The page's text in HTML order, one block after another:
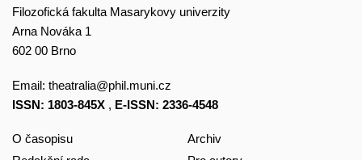
Filozofická fakulta Masarykovy univerzity
Arna Nováka 1
602 00 Brno
Email: theatralia@phil.muni.cz
ISSN: 1803-845X , E-ISSN: 2336-4548
O časopisu
Archiv